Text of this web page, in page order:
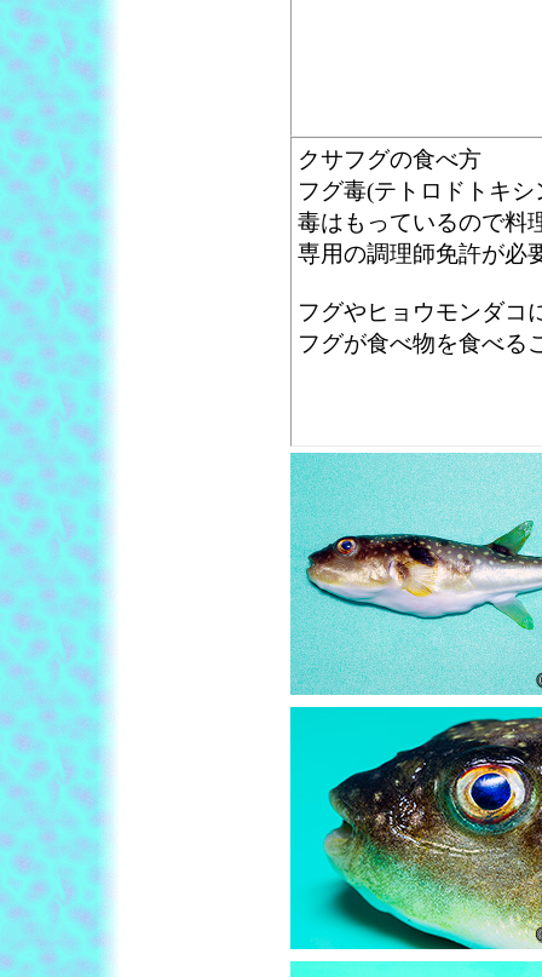
クサフグの食べ方
フグ毒(テトロドトキ
毒はもっているので料
専用の調理師免許が必
フグやヒョウモンダコ
フグが食べ物を食べる